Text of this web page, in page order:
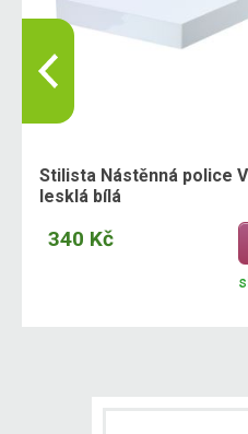
Stilista Nástěnná police
lesklá bílá
340 Kč